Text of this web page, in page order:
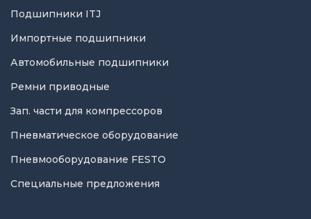
Подшипники ITJ
Импортные подшипники
Автомобильные подшипники
Ремни приводные
Зап. части для компрессоров
Пневматическое оборудование
Пневмооборудование FESTO
Специальные предложения